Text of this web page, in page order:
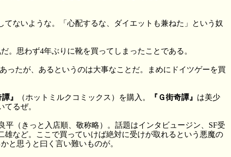
ないような。「心配するな、ダイエットも兼ねた」という奴
。思わず4年ぶりに靴を買ってしまったことである。
ったが、あるというのは大事なことだ。まめにドイツゲーを買
』 （ホットミルクコミックス）を購入。 『Ｇ街奇譚』 は美少
るぜ。
平（きっと入店順、敬称略）。話題はインタビュージン、SF受
雄など。ここで買っていけば絶対に受けが取れるという悪魔の
と思うと曰く言い難いものが。